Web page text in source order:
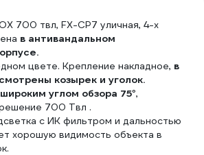
700 твл, FX-CP7 уличная, 4-х
в антивандальном
цвете. Крепление накладное, в
козырек и уголок.
углом обзора 75°,
700 Твл .
с ИК фильтром и дальностью
хорошую видимость объекта в